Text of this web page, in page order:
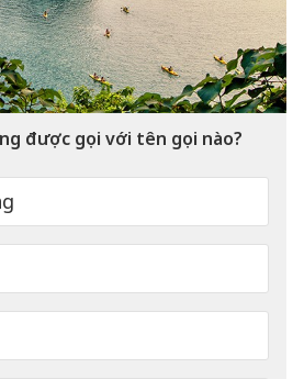
được gọi với tên gọi nào?